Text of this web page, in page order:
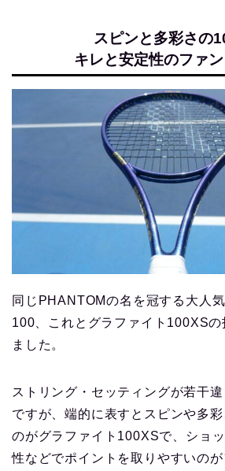
スピンと多彩さの
キレと安定性のファ
同じPHANTOMの名を冠する大人
100、これとグラファイト100XSの
ました。
ストリング・セッティングが若干
ですが、端的に表すとスピンや多
のがグラファイト100XSで、ショ
性などでポイントを取りやすいの